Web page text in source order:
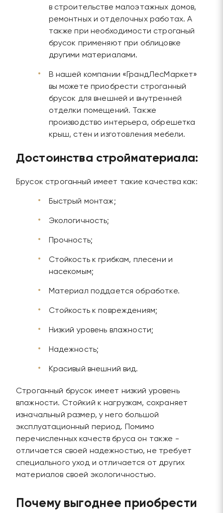
в строительстве малоэтажных домов,
ремонтных и отделочных работах. А
также при необходимости строганый
брусок применяют при облицовке
другими материалами.
В нашей компании «ГрандЛесМаркет»
вы можете приобрести строганный
брусок для внешней и внутренней
отделки помещений. Также
производство интерьера, обрешетка
крыш, стен и изготовления мебели.
Достоинства стройматериала:
Брусок строганный имеет такие качества как:
Быстрый монтаж;
Экологичность;
Прочность;
Стойкость к грибкам, плесени и
насекомым;
Материал поддается обработке.
Стойкость к повреждениям;
Низкий уровень влажности;
Надежность;
Красивый внешний вид.
Строганный брусок имеет низкий уровень
влажности. Стойкий к нагрузкам, сохраняет
изначальный размер, у него большой
эксплуатационный период. Помимо
перечисленных качеств бруса он также -
отличается своей надежностью, не требует
специального уход и отличается от других
материалов своей экологичностью.
Почему выгоднее приобрести